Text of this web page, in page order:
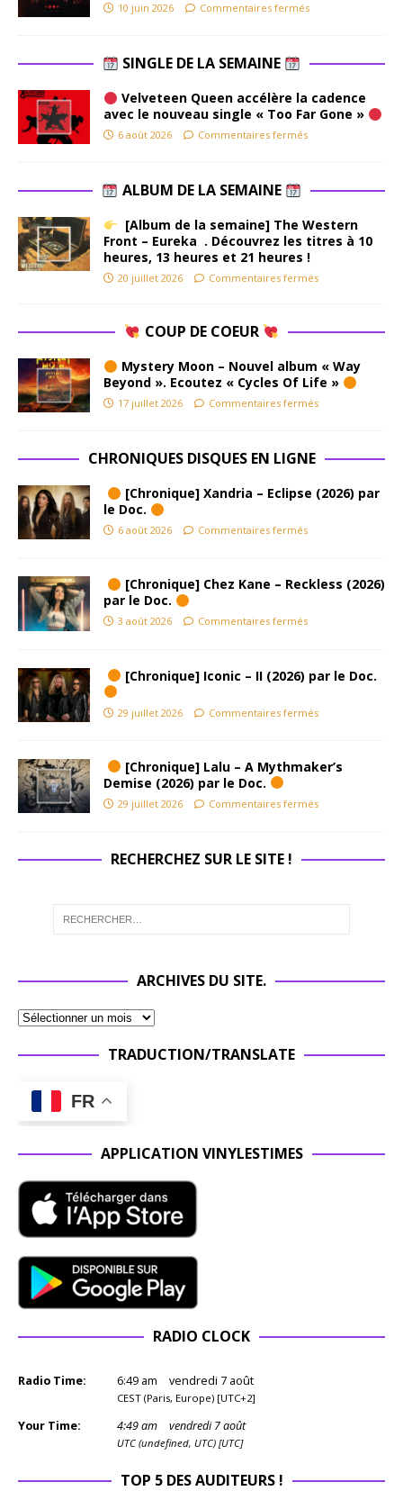
10 juin 2026 Commentaires fermés
SINGLE DE LA SEMAINE
Velveteen Queen accélère la cadence
avec le nouveau single « Too Far Gone »
6 août 2026 Commentaires fermés
ALBUM DE LA SEMAINE
[Album de la semaine] The Western
Front – Eureka . Découvrez les titres à 10
heures, 13 heures et 21 heures !
20 juillet 2026 Commentaires fermés
COUP DE COEUR
Mystery Moon – Nouvel album « Way
Beyond ». Ecoutez « Cycles Of Life »
17 juillet 2026 Commentaires fermés
CHRONIQUES DISQUES EN LIGNE
[Chronique] Xandria – Eclipse (2026) par
le Doc.
6 août 2026 Commentaires fermés
[Chronique] Chez Kane – Reckless (2026)
par le Doc.
3 août 2026 Commentaires fermés
[Chronique] Iconic – II (2026) par le Doc.
29 juillet 2026 Commentaires fermés
[Chronique] Lalu – A Mythmaker’s
Demise (2026) par le Doc.
29 juillet 2026 Commentaires fermés
RECHERCHEZ SUR LE SITE !
ARCHIVES DU SITE.
TRADUCTION/TRANSLATE
FR
APPLICATION VINYLESTIMES
RADIO CLOCK
Radio Time: 6:49 am vendredi 7 août
CEST (Paris, Europe) [UTC+2]
Your Time: 4:49am vendredi 7 août
UTC (undefined, UTC) [UTC]
TOP 5 DES AUDITEURS !